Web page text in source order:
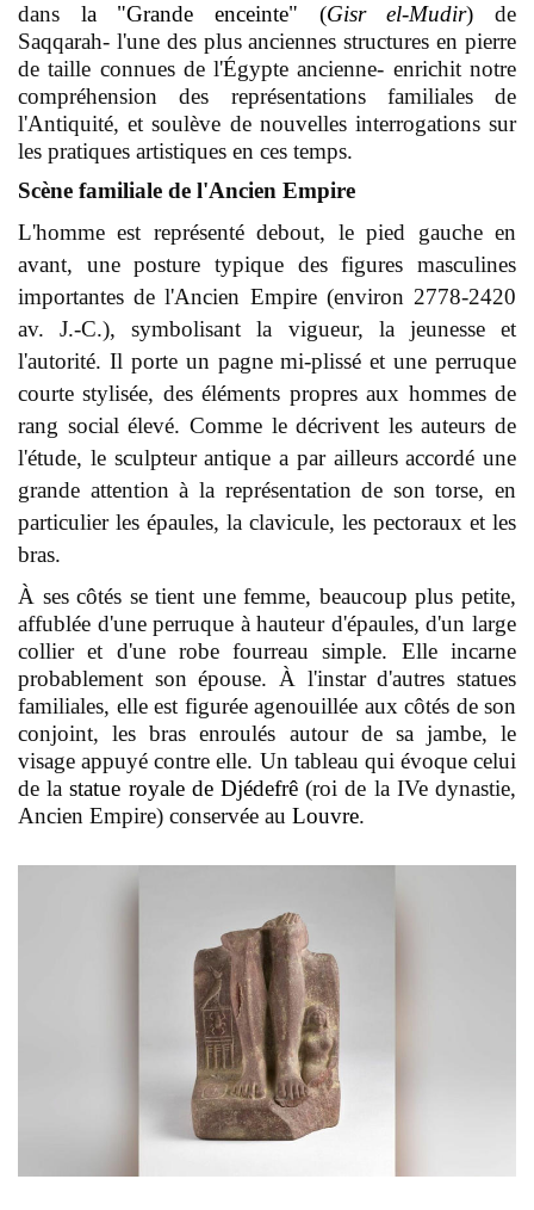
dans la "Grande enceinte" (Gisr el-Mudir) de
Saqqarah- l'une des plus anciennes structures en pierre
de taille connues de l'Égypte ancienne- enrichit notre
compréhension des représentations familiales de
l'Antiquité, et soulève de nouvelles interrogations sur
les pratiques artistiques en ces temps.
Scène familiale de l'Ancien Empire
L'homme est représenté debout, le pied gauche en
avant, une posture typique des figures masculines
importantes de l'Ancien Empire (environ 2778-2420
av. J.-C.), symbolisant la vigueur, la jeunesse et
l'autorité. Il porte un pagne mi-plissé et une perruque
courte stylisée, des éléments propres aux hommes de
rang social élevé. Comme le décrivent les auteurs de
l'étude, le sculpteur antique a par ailleurs accordé une
grande attention à la représentation de son torse, en
particulier les épaules, la clavicule, les pectoraux et les
bras.
À ses côtés se tient une femme, beaucoup plus petite,
affublée d'une perruque à hauteur d'épaules, d'un large
collier et d'une robe fourreau simple. Elle incarne
probablement son épouse. À l'instar d'autres statues
familiales, elle est figurée agenouillée aux côtés de son
conjoint, les bras enroulés autour de sa jambe, le
visage appuyé contre elle. Un tableau qui évoque celui
de lastatue royale de Djédefrê (roi de la IVe dynastie,
Ancien Empire) conservée au Louvre.